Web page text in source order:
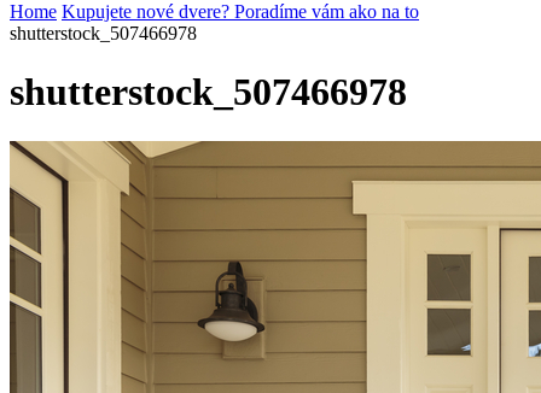
Home Kupujete nové dvere? Poradíme vám ako na to
shutterstock_507466978
shutterstock_507466978